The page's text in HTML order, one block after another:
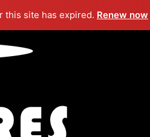
site has expired. Renew now